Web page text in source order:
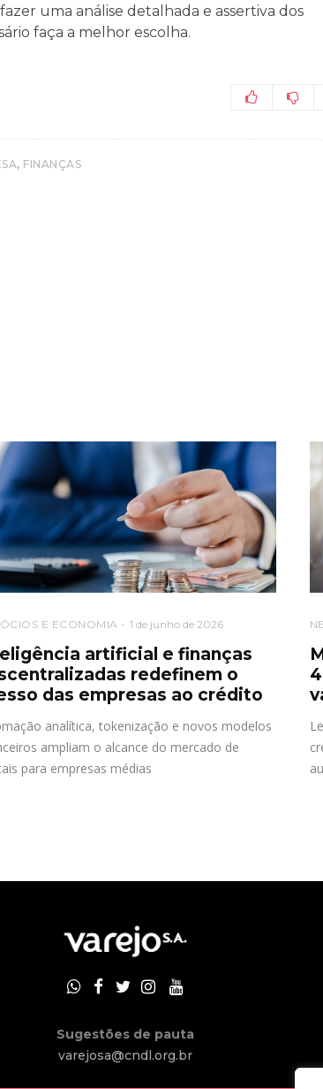
uma análise detalhada e assertiva dos
faça a melhor escolha.
, FINANÇAS
E ECONOMIA 1 de junho de 2026
artificial e finanças
redefinem o
das empresas ao crédito
analítica, tokenização e novos modelos
ampliam o alcance do mercado de
para empresas médias
Sugestões de pauta
varejosa@cndl.org.br